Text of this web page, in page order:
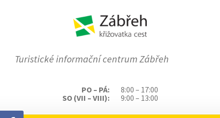
Turistické informační centrum Zábřeh
PO – PÁ:
8:00 – 17:00
SO (VII – VIII):
9:00 – 13:00